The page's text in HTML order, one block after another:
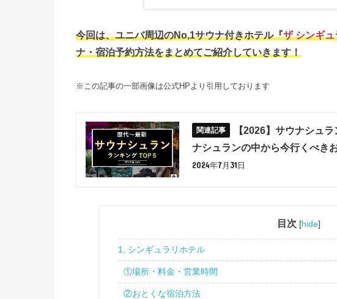
今回は、ユニバ周辺のNo,1サウナ付きホテル『ザ シンギ
ナ・宿泊予約方法をまとめてご紹介していきます！
※この記事の一部画像は公式HPより引用しております
【2026】サウナシュ
ナシュランの中から今行くべき
2024年7月31日
目次 [hide]
1, シンギュラリホテル
①場所・料金・営業時間
②おとくな宿泊方法